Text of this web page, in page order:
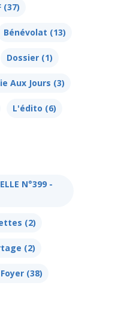
(37)
Bénévolat (13)
Dossier (1)
Aux Jours (3)
L'édito (6)
N°399 -
(2)
(2)
(38)